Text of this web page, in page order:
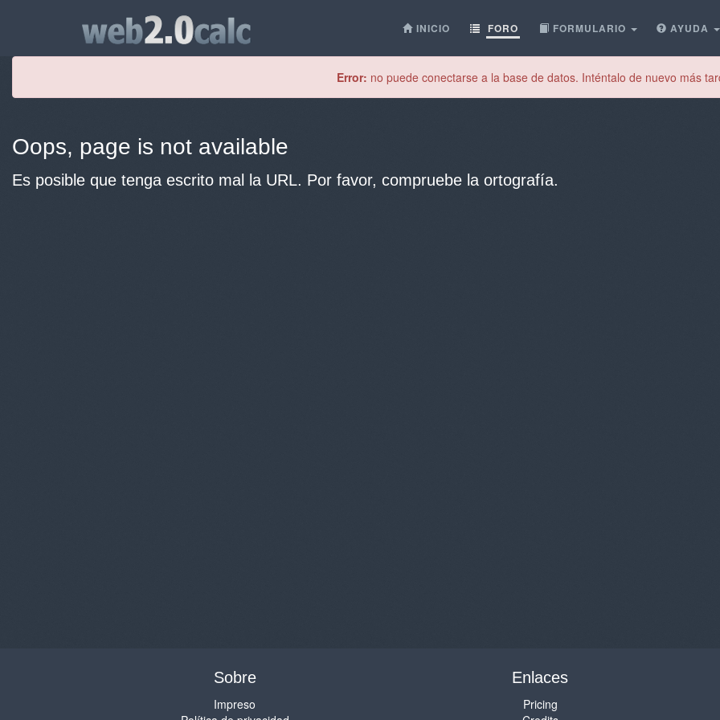
INICIO FORO FORMULARIO AYUDA
Error: no puede conectarse a la base de datos. Inténtalo de nuevo más
Oops, page is not available
Es posible que tenga escrito mal la URL. Por favor, compruebe la ortografía.
Sobre
Impreso
Enlaces
Pricing